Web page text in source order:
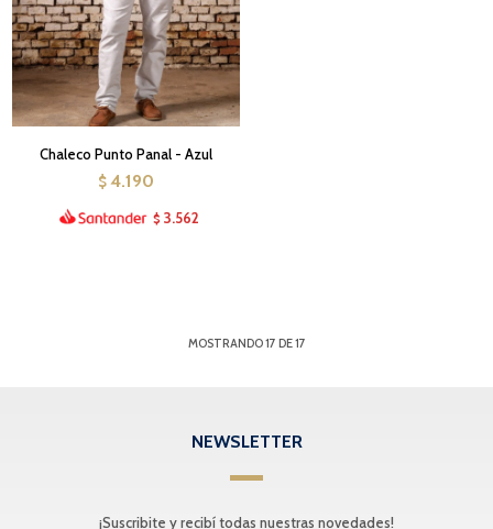
Chaleco Punto Panal - Azul
$ 4.190
$ 3.562
MOSTRANDO17 DE17
NEWSLETTER
¡Suscribite y recibí todas nuestras novedades!